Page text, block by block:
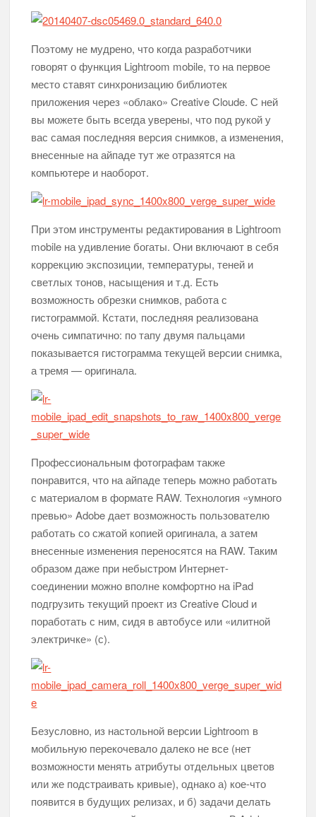
Поэтому не мудрено, что когда разработчики
говорят о функция Lightroom mobile, то на первое
место ставят синхронизацию библиотек
приложения через «облако» Creative Cloude. С ней
вы можете быть всегда уверены, что под рукой у
вас самая последняя версия снимков, а изменения,
внесенные на айпаде тут же отразятся на
компьютере и наоборот.
При этом инструменты редактирования в Lightroom
mobile на удивление богаты. Они включают в себя
коррекцию экспозиции, температуры, теней и
светлых тонов, насыщения и т.д. Есть
возможность обрезки снимков, работа с
гистограммой. Кстати, последняя реализована
очень симпатично: по тапу двумя пальцами
показывается гистограмма текущей версии снимка,
а тремя — оригинала.
Профессиональным фотографам также
понравится, что на айпаде теперь можно работать
с материалом в формате RAW. Технология «умного
превью» Adobe дает возможность пользователю
работать со сжатой копией оригинала, а затем
внесенные изменения переносятся на RAW. Таким
образом даже при небыстром Интернет-
соединении можно вполне комфортно на iPad
подгрузить текущий проект из Creative Cloud и
поработать с ним, сидя в автобусе или «илитной
электричке» (с).
Безусловно, из настольной версии Lightroom в
мобильную перекочевало далеко не все (нет
возможности менять атрибуты отдельных цветов
или же подстраивать кривые), однако а) кое-что
появится в будущих релизах, и б) задачи делать